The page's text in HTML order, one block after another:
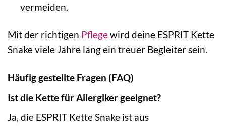
vermeiden.
Mit der richtigen Pflegewird deine ESPRIT Kette
Snake viele Jahre lang ein treuer Begleiter sein.
Häufig gestellte Fragen (FAQ)
Ist die Kette für Allergiker geeignet?
Ja, die ESPRIT Kette Snake ist aus